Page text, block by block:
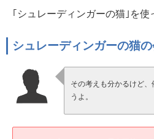
｢シュレーディンガーの猫｣を使
シュレーディンガーの猫の
その考えも分かるけど
うよ。